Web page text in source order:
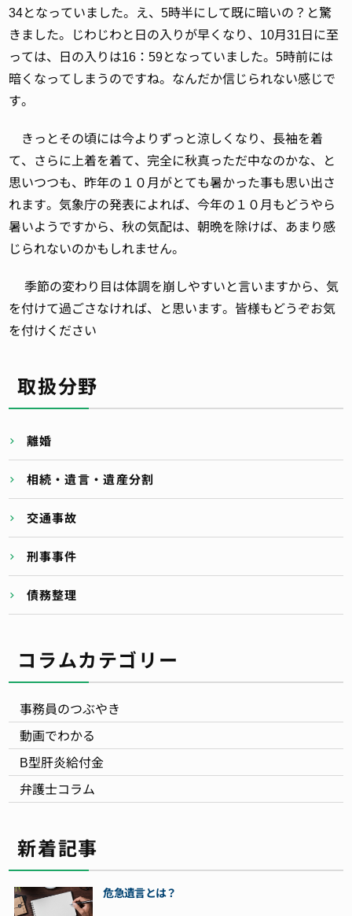
34となっていました。え、5時半にして既に暗いの？と驚
きました。じわじわと日の入りが早くなり、10月31日に至
っては、日の入りは16：59となっていました。5時前には
暗くなってしまうのですね。なんだか信じられない感じで
す。
きっとその頃には今よりずっと涼しくなり、長袖を着
て、さらに上着を着て、完全に秋真っただ中なのかな、と
思いつつも、昨年の１０月がとても暑かった事も思い出さ
れます。気象庁の発表によれば、今年の１０月もどうやら
暑いようですから、秋の気配は、朝晩を除けば、あまり感
じられないのかもしれません。
季節の変わり目は体調を崩しやすいと言いますから、気
を付けて過ごさなければ、と思います。皆様もどうぞお気
を付けください
取扱分野
離婚
相続・遺言・遺産分割
交通事故
刑事事件
債務整理
コラムカテゴリー
事務員のつぶやき
動画でわかる
B型肝炎給付金
弁護士コラム
新着記事
危急遺言とは？